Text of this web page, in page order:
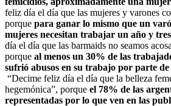
feliz día el día que las mujeres y varones
porque para ganar lo mismo que un
mujeres necesitan trabajar un año y tres
día el día que las barmaids no seamos
porque al menos un 30% de las
sufrió abusos en su trabajo por parte de
“Decime feliz día el día que la belleza
hegemónica”, porque el 78% de las
representadas por lo que ven en las